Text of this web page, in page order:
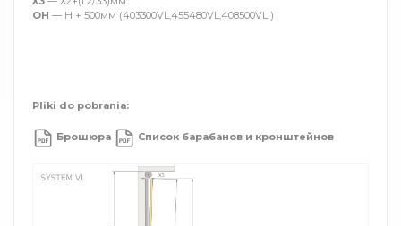
OH — H + 500мм (403300VL,455480VL,408500VL )
Pliki do pobrania:
Брошюра Список барабанов и кронштейнов